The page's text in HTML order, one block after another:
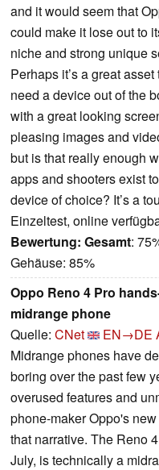
and it would seem that
could make it lose out to
niche and strong unique
Perhaps it’s a great
need a device out of the
with a great looking
pleasing images and
but is that really enough
apps and shooters exist
device of choice? It’s a
Einzeltest, online
Bewertung: Gesamt:
Gehäuse: 85%
Oppo Reno 4 Pro
midrange phone
Quelle: CNet EN→DE
Midrange phones have
boring over the past few
overused features and
phone-maker Oppo's
that narrative. The Reno
July, is technically a